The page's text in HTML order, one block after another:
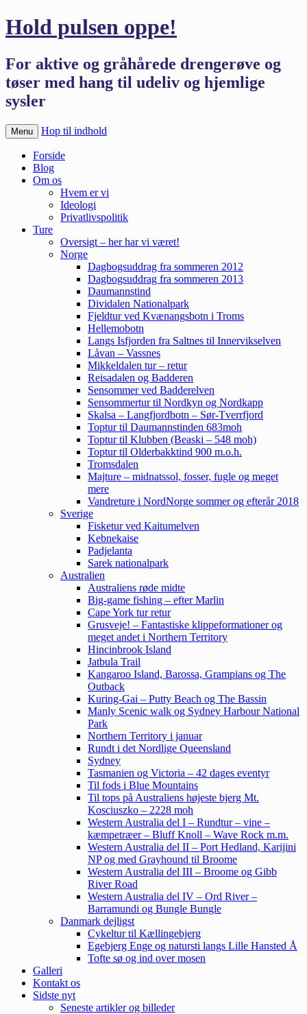
Hold pulsen oppe!
For aktive og gråhårede drengerøve og
tøser med hang til udeliv og hjemlige
sysler
Menu Hop til indhold
Forside
Blog
Om os
Hvem er vi
Ideologi
Privatlivspolitik
Ture
Oversigt – her har vi været!
Norge
Dagbogsuddrag fra sommeren 2012
Dagbogsuddrag fra sommeren 2013
Daumannstind
Dividalen Nationalpark
Fjeldtur ved Kvænangsbotn i Troms
Hellemobotn
Langs Isfjorden fra Saltnes til Innervikselven
Låvan – Vassnes
Mikkeldalen tur – retur
Reisadalen og Badderen
Sensommer ved Badderelven
Sensommertur til Nordkyn og Nordkapp
Skalsa – Langfjordbotn – Sør-Tverrfjord
Toptur til Daumannstinden 683moh
Toptur til Klubben (Beaski – 548 moh)
Toptur til Olderbakktind 900 m.o.h.
Tromsdalen
Majture – midnatssol, fosser, fugle og meget
mere
Vandreture i NordNorge sommer og efterår 2018
Sverige
Fisketur ved Kaitumelven
Kebnekaise
Padjelanta
Sarek nationalpark
Australien
Australiens røde midte
Big-game fishing – efter Marlin
Cape York tur retur
Grusveje! – Fantastiske klippeformationer og
meget andet i Northern Territory
Hincinbrook Island
Jatbula Trail
Kangaroo Island, Barossa, Grampians og The
Outback
Kuring-Gai – Putty Beach og The Bassin
Manly Scenic walk og Sydney Harbour National
Park
Northern Territory i januar
Rundt i det Nordlige Queensland
Sydney
Tasmanien og Victoria – 42 dages eventyr
Til fods i Blue Mountains
Til tops på Australiens højeste bjerg Mt.
Kosciuszko – 2228 moh
Western Australia del I – Rundtur – vine –
kæmpetræer – Bluff Knoll – Wave Rock m.m.
Western Australia del II – Port Hedland, Karijini
NP og med Grayhound til Broome
Western Australia del III – Broome og Gibb
River Road
Western Australia del IV – Ord River –
Barramundi og Bungle Bungle
Danmark dejligst
Cykeltur til Kællingebjerg
Egebjerg Enge og natursti langs Lille Hansted Å
Tofte sø og ind over mosen
Galleri
Kontakt os
Sidste nyt
Seneste artikler og billeder